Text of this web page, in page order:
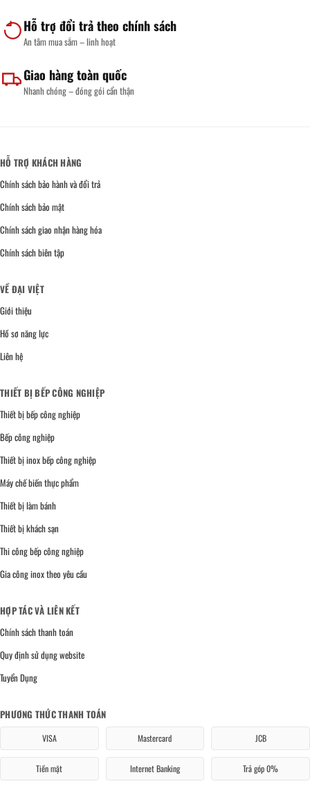
Hỗ trợ đổi trả theo chính sách
An tâm mua sắm – linh hoạt
Giao hàng toàn quốc
Nhanh chóng – đóng gói cẩn thận
HỖ TRỢ KHÁCH HÀNG
Chính sách bảo hành và đổi trả
Chính sách bảo mật
Chính sách giao nhận hàng hóa
Chính sách biên tập
VỀ ĐẠI VIỆT
Giới thiệu
Hồ sơ năng lực
Liên hệ
THIẾT BỊ BẾP CÔNG NGHIỆP
Thiết bị bếp công nghiệp
Bếp công nghiệp
Thiết bị inox bếp công nghiệp
Máy chế biến thực phẩm
Thiết bị làm bánh
Thiết bị khách sạn
Thi công bếp công nghiệp
Gia công inox theo yêu cầu
HỢP TÁC VÀ LIÊN KẾT
Chính sách thanh toán
Quy định sử dụng website
Tuyển Dụng
PHƯƠNG THỨC THANH TOÁN
VISA Mastercard JCB
Tiền mặt Internet Banking Trả góp 0%